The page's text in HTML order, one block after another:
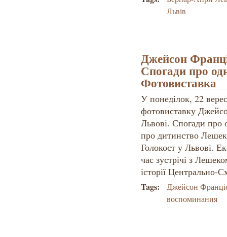
Львів
Джейсон
Спогади про
Фотовиставка
У понеділок, 22
фотовиставку
Львові. Спогади про
про дитинство
Голокост у Львові.
час зустрічі з
історії Центрально-
Tags:
Джейсон
воспоминания